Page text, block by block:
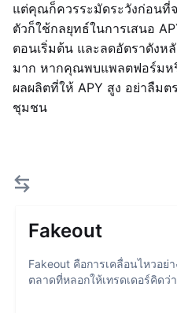
แต่คุณก็ควรระมัดระวังก่อนที่
ตัวก็ใช้กลยุทธ์ในการเสนอ
ตอนเริ่มต้น และลดอัตราดังห
มาก หากคุณพบแพลตฟอร์มห
ผลผลิตที่ให้ APY สูง อย่าลืม
ชุมชน
Fakeout
Fakeout คือการเคลื่อนไหวอ
ตลาดที่หลอกให้เทรดเดอร์คิดว่